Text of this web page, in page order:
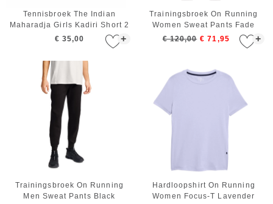
+
Tennisbroek The Indian
Maharadja Girls Kadiri Short 2
In 1 Black
€ 35,00 +
Trainingsbroek On Running
Women Sweat Pants Fade
€ 120,00 € 71,95
Trainingsbroek On Running
Men Sweat Pants Black
Hardloopshirt On Running
Women Focus-T Lavender